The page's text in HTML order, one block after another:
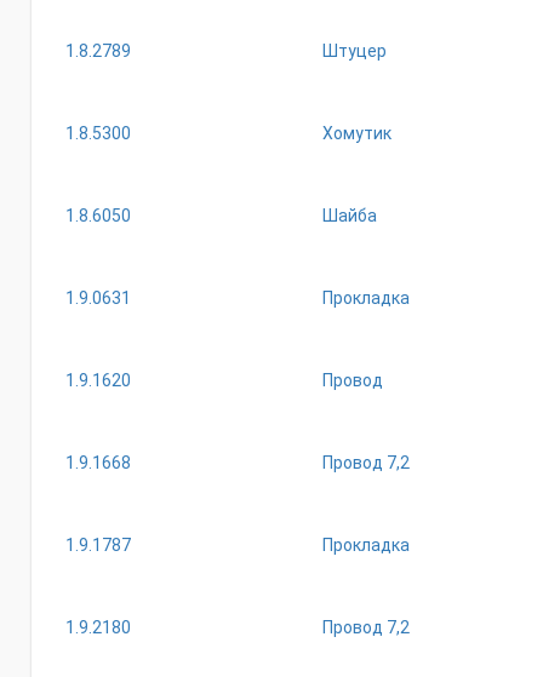
1.8.2789 Штуцер
1.8.5300 Хомутик
1.8.6050 Шайба
1.9.0631 Прокладка
1.9.1620 Провод
1.9.1668 Провод 7,2
1.9.1787 Прокладка
1.9.2180 Провод 7,2